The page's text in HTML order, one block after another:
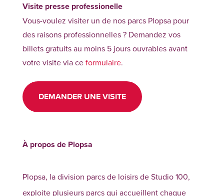
Visite presse professionelle
Vous-voulez visiter un de nos parcs Plopsa pour
des raisons professionnelles ? Demandez vos
billets gratuits au moins 5 jours ouvrables avant
votre visite via ceformulaire.
DEMANDER UNE VISITE
À propos de Plopsa
Plopsa, la division parcs de loisirs de Studio 100,
exploite plusieurs parcs qui accueillent chaque